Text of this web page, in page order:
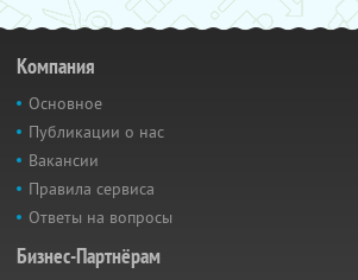
Компания
Основное
Публикации о нас
Вакансии
Правила сервиса
Ответы на вопросы
Бизнес-Партнёрам